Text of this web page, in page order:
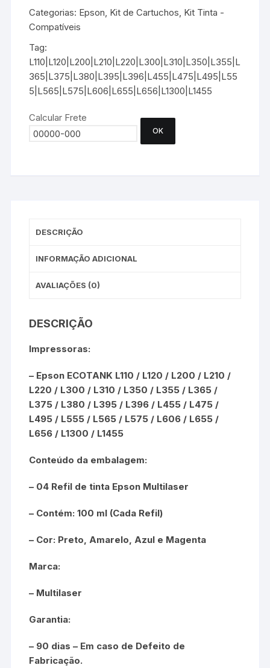
-
4
quantidade
Categorias: Epson, Kit de Cartuchos, Kit Tinta -
Compatíveis
Tag:
L110|L120|L200|L210|L220|L300|L310|L350|L355|L
365|L375|L380|L395|L396|L455|L475|L495|L55
5|L565|L575|L606|L655|L656|L1300|L1455
Calcular Frete
OK
DESCRIÇÃO
INFORMAÇÃO ADICIONAL
AVALIAÇÕES (0)
DESCRIÇÃO
Impressoras:
– Epson ECOTANK L110 / L120 / L200 / L210 /
L220 / L300 / L310 / L350 / L355 / L365 /
L375 / L380 / L395 / L396 / L455 / L475 /
L495 / L555 / L565 / L575 / L606 / L655 /
L656 / L1300 / L1455
Conteúdo da embalagem:
– 04 Refil de tinta Epson Multilaser
– Contém: 100 ml (Cada Refil)
– Cor: Preto, Amarelo, Azul e Magenta
Marca:
– Multilaser
Garantia:
– 90 dias – Em caso de Defeito de
Fabricação.